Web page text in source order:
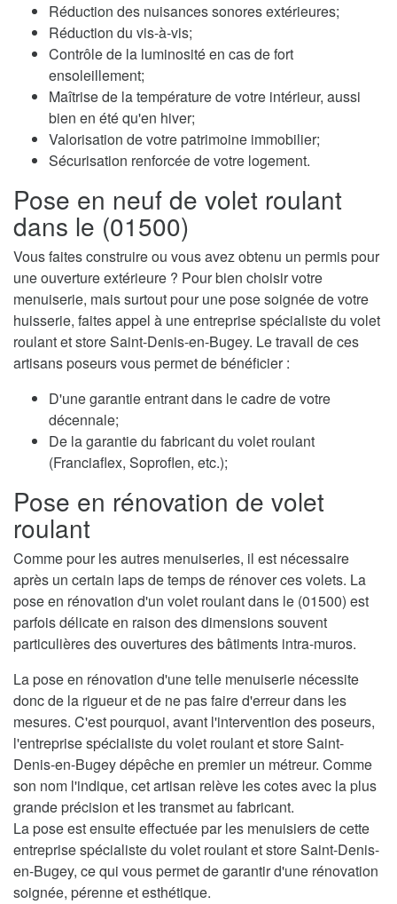
Réduction des nuisances sonores extérieures;
Réduction du vis-à-vis;
Contrôle de la luminosité en cas de fort
ensoleillement;
Maîtrise de la température de votre intérieur, aussi
bien en été qu'en hiver;
Valorisation de votre patrimoine immobilier;
Sécurisation renforcée de votre logement.
Pose en neuf de volet roulant
dans le (01500)
Vous faites construire ou vous avez obtenu un permis pour
une ouverture extérieure ? Pour bien choisir votre
menuiserie, mais surtout pour une pose soignée de votre
huisserie, faites appel à une entreprise spécialiste du volet
roulant et store Saint-Denis-en-Bugey. Le travail de ces
artisans poseurs vous permet de bénéficier :
D'une garantie entrant dans le cadre de votre
décennale;
De la garantie du fabricant du volet roulant
(Franciaflex, Soproflen, etc.);
Pose en rénovation de volet
roulant
Comme pour les autres menuiseries, il est nécessaire
après un certain laps de temps de rénover ces volets. La
pose en rénovation d'un volet roulant dans le (01500) est
parfois délicate en raison des dimensions souvent
particulières des ouvertures des bâtiments intra-muros.
La pose en rénovation d'une telle menuiserie nécessite
donc de la rigueur et de ne pas faire d'erreur dans les
mesures. C'est pourquoi, avant l'intervention des poseurs,
l'entreprise spécialiste du volet roulant et store Saint-
Denis-en-Bugey dépêche en premier un métreur. Comme
son nom l'indique, cet artisan relève les cotes avec la plus
grande précision et les transmet au fabricant.
La pose est ensuite effectuée par les menuisiers de cette
entreprise spécialiste du volet roulant et store Saint-Denis-
en-Bugey, ce qui vous permet de garantir d'une rénovation
soignée, pérenne et esthétique.